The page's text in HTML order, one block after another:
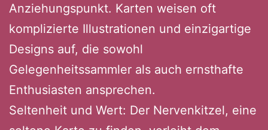
Anziehungspunkt. Karten weisen oft
komplizierte Illustrationen und einzigartige
Designs auf, die sowohl
Gelegenheitssammler als auch ernsthafte
Enthusiasten ansprechen.
Seltenheit und Wert: Der Nervenkitzel, eine